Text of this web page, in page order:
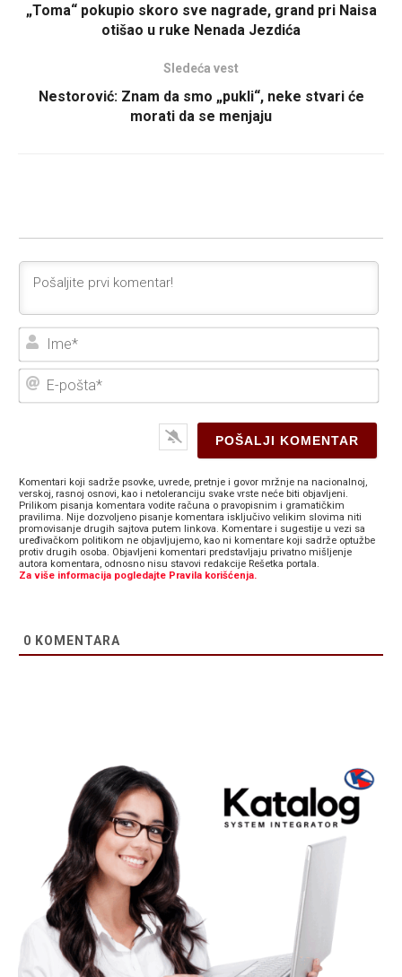
„Toma“ pokupio skoro sve nagrade, grand pri Naisa
otišao u ruke Nenada Jezdića
Sledeća vest
Nestorović: Znam da smo „pukli“, neke stvari će
morati da se menjaju
E-
Komentari koji sadrže psovke, uvrede, pretnje i govor mržnje na nacionalnoj,
verskoj, rasnoj osnovi, kao i netoleranciju svake vrste neće biti objavljeni.
Prilikom pisanja komentara vodite računa o pravopisnim i gramatičkim
pravilima. Nije dozvoljeno pisanje komentara isključivo velikim slovima niti
promovisanje drugih sajtova putem linkova. Komentare i sugestije u vezi sa
uređivačkom politikom ne objavljujemo, kao ni komentare koji sadrže optužbe
protiv drugih osoba. Objavljeni komentari predstavljaju privatno mišljenje
autora komentara, odnosno nisu stavovi redakcije Rešetka portala.
Za više informacija pogledajte Pravila korišćenja.
0 KOMENTARA